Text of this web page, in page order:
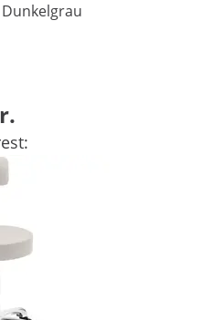
Dunkelgrau
Sie den flexiblen
Farbgebung in
benötigen.
Per Gasfeder
Bei Bedarf